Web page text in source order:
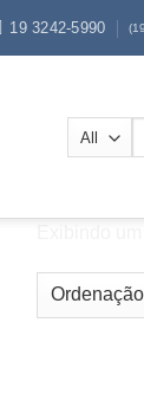
19 3242-5990